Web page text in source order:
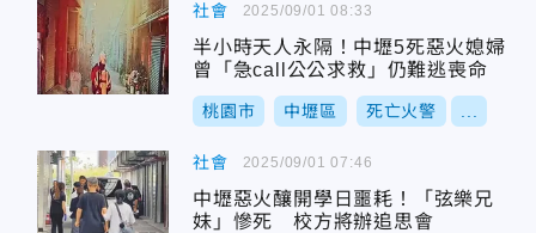
社會
半小時天人永隔！中壢5死惡火媳婦
曾「急call公公求救」仍難逃喪命
桃園市 中壢區 死亡火警
2025/09/01 08:33
社會
中壢惡火釀開學日噩耗！「弦樂兄
妹」慘死 校方將辦追思會
2025/09/01 07:46